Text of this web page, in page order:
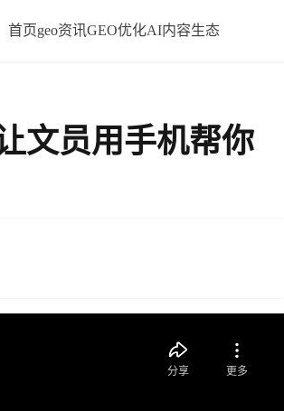
首页geo资讯GEO优化AI内容生态
文员用手机帮你